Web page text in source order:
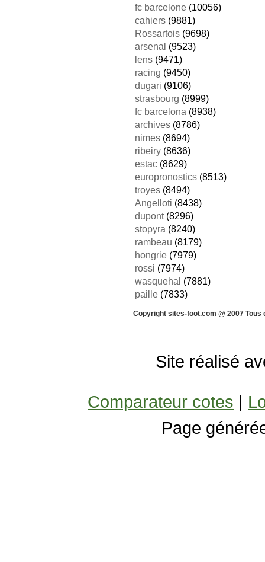
fc barcelone(10056)
cahiers(9881)
Rossartois(9698)
arsenal (9523)
lens(9471)
racing (9450)
dugari (9106)
strasbourg (8999)
fc barcelona (8938)
archives(8786)
nimes(8694)
ribeiry(8636)
estac(8629)
europronostics(8513)
troyes(8494)
Angelloti (8438)
dupont(8296)
stopyra (8240)
rambeau (8179)
hongrie(7979)
rossi (7974)
wasquehal (7881)
paille(7833)
Copyright sites-foot.com @ 2007
Site réalisé
Comparateur cotes |
Page